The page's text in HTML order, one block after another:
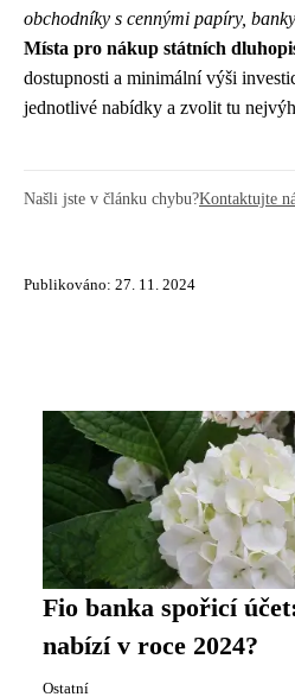
obchodníky s cennými papíry,
Místa pro nákup státních
dostupnosti a minimální výši
jednotlivé nabídky a zvolit tu
Našli jste v článku chybu?Kontaktujte
Publikováno: 27. 11. 2024
Fio banka spořicí
nabízí v roce 2024?
Ostatní